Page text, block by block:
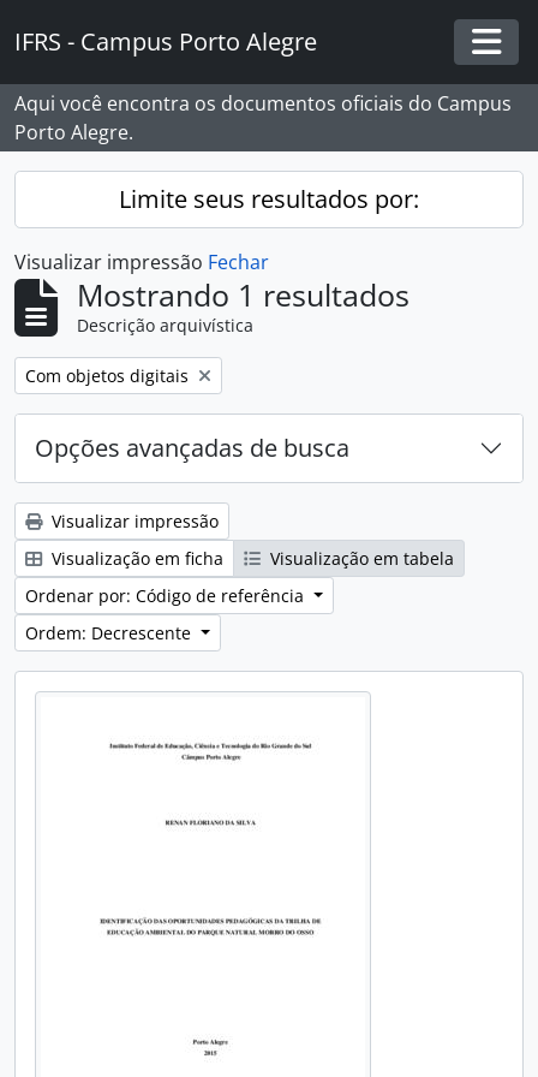
IFRS - Campus Porto Alegre
Aqui você encontra os documentos oficiais do Campus
Porto Alegre.
Limite seus resultados por:
Visualizar impressão Fechar
Mostrando 1 resultados
Descrição arquivística
Remover filtro:
Com objetos digitais
Opções avançadas de busca
Visualizar impressão
Visualização em ficha
Visualização em tabela
Ordenar por: Código de referência
Ordem: Decrescente